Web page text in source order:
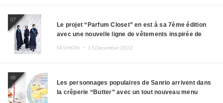
07
Le projet “Parfum Closet” en est à sa 7ème édition
avec une nouvelle ligne de vêtements inspirée de
FASHION ・ 15.December.2022
08
Les personnages populaires de Sanrio arrivent dans
la crêperie “Butter” avec un tout nouveau menu